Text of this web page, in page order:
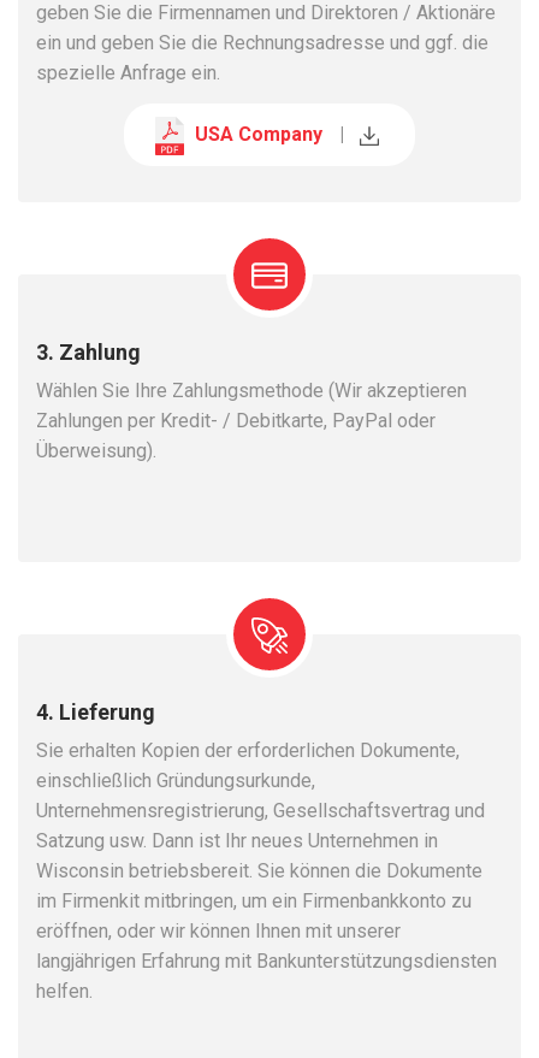
geben Sie die Firmennamen und Direktoren / Aktionäre
ein und geben Sie die Rechnungsadresse und ggf. die
spezielle Anfrage ein.
USA Company |
3. Zahlung
Wählen Sie Ihre Zahlungsmethode (Wir akzeptieren
Zahlungen per Kredit- / Debitkarte, PayPal oder
Überweisung).
4. Lieferung
Sie erhalten Kopien der erforderlichen Dokumente,
einschließlich Gründungsurkunde,
Unternehmensregistrierung, Gesellschaftsvertrag und
Satzung usw. Dann ist Ihr neues Unternehmen in
Wisconsin betriebsbereit. Sie können die Dokumente
im Firmenkit mitbringen, um ein Firmenbankkonto zu
eröffnen, oder wir können Ihnen mit unserer
langjährigen Erfahrung mit Bankunterstützungsdiensten
helfen.